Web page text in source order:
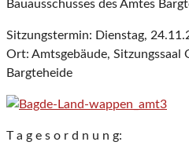
Bauausschusses des Amtes
Sitzungstermin: Dienstag,
Ort: Amtsgebäude, Sitzungssaal
Bargteheide
T a g e s o r d n u n g: